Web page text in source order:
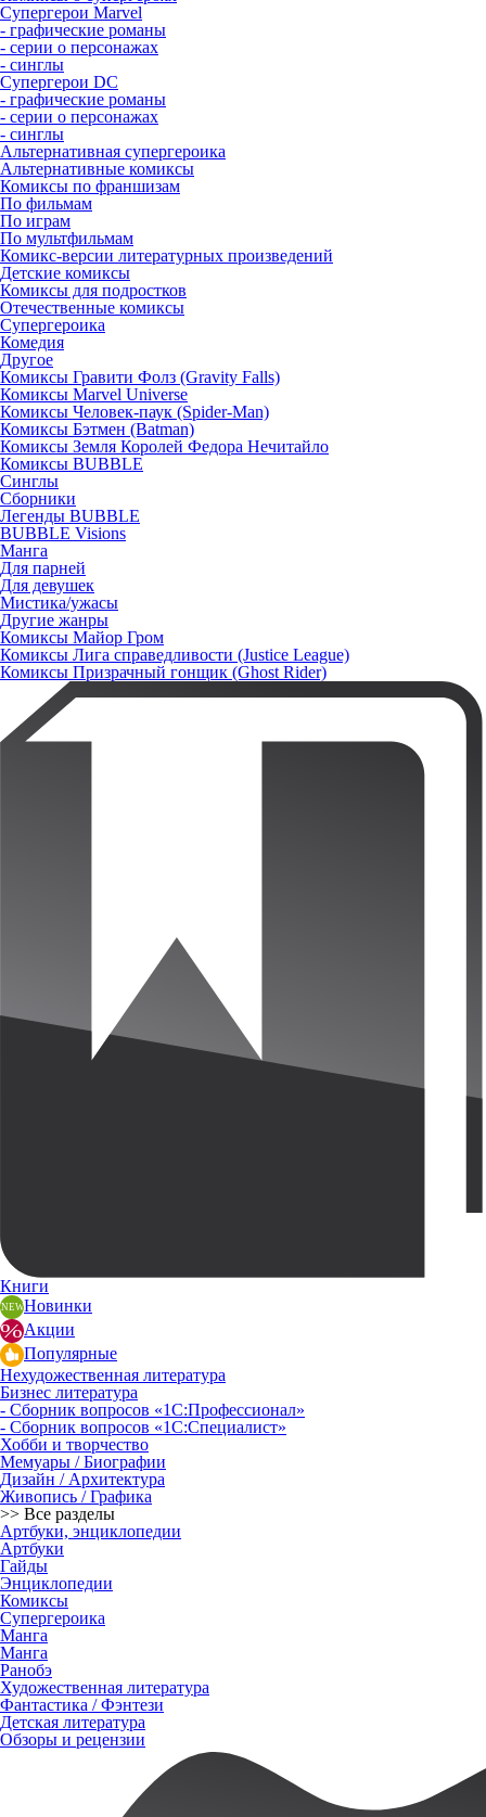
Супергерои Marvel
- графические романы
- серии о персонажах
- синглы
Супергерои DC
- графические романы
- серии о персонажах
- синглы
Альтернативная супергероика
Альтернативные комиксы
Комиксы по франшизам
По фильмам
По играм
По мультфильмам
Комикс-версии литературных произведений
Детские комиксы
Комиксы для подростков
Отечественные комиксы
Супергероика
Комедия
Другое
Комиксы Гравити Фолз (Gravity Falls)
Комиксы Marvel Universe
Комиксы Человек-паук (Spider-Man)
Комиксы Бэтмен (Batman)
Комиксы Земля Королей Федора Нечитайло
Комиксы BUBBLE
Синглы
Сборники
Легенды BUBBLE
BUBBLE Visions
Манга
Для парней
Для девушек
Мистика/ужасы
Другие жанры
Комиксы Майор Гром
Комиксы Лига справедливости (Justice League)
Комиксы Призрачный гонщик (Ghost Rider)
Книги
Новинки
Акции
Популярные
Нехудожественная литература
Бизнес литература
- Сборник вопросов «1С:Профессионал»
- Сборник вопросов «1С:Специалист»
Хобби и творчество
Мемуары / Биографии
Дизайн / Архитектура
Живопись / Графика
>> Все разделы
Артбуки, энциклопедии
Артбуки
Гайды
Энциклопедии
Комиксы
Супергероика
Манга
Манга
Ранобэ
Художественная литература
Фантастика / Фэнтези
Детская литература
Обзоры и рецензии